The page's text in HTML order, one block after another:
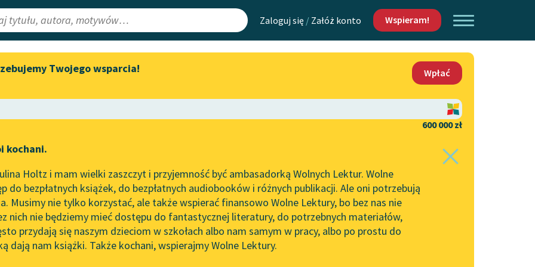
Zaloguj się / Załóż konto Wspieram!
Lektury
redakcyjne
Aktualności
Zapraszamy na spotkanie
literatury skandynawskiej
Wolne Lektury na 32.
Pol’and’Rock Festivalu
„Kochanek Lady Chatterley”
do słuchania na Wolnych
Lekturach
Nowy audiobook – „Marzenie
Mapa Wolnych Lektur
Leśmianator
API
OAI-PMH
Widget Wolnych Lektur
Kontakt
O projekcie
Zasady wykorzystania
Wolnych Lektur
Logotypy
Materiały promocyjne
Twojego wsparcia!
Wpłać
600 000 zł
kochani.
Holtz i mam wielki zaszczyt i przyjemność być ambasadorką Wolnych Lektur. Wolne
do bezpłatnych książek, do bezpłatnych audiobooków i różnych publikacji. Ale oni potrzebują
Musimy nie tylko korzystać, ale także wspierać finansowo Wolne Lektury, bo bez nas nie
nich nie będziemy mieć dostępu do fantastycznej literatury, do potrzebnych materiałów,
przydają się naszym dzieciom w szkołach albo nam samym w pracy, albo po prostu do
dają nam książki. Także kochani, wspierajmy Wolne Lektury.
✖ Opowiadanie✖